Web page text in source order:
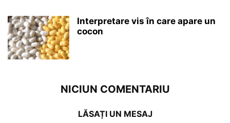
Interpretare vis în care apare un
cocon
NICIUN COMENTARIU
LĂSAȚI UN MESAJ